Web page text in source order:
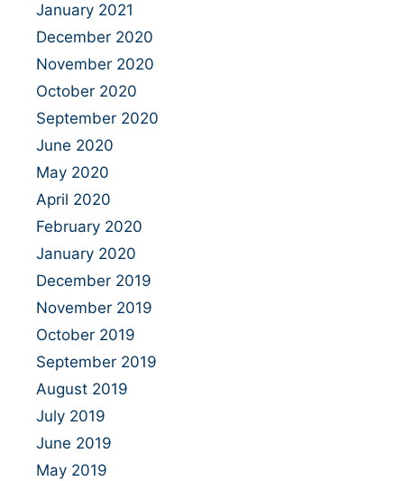
January 2021
December 2020
November 2020
October 2020
September 2020
June 2020
May 2020
April 2020
February 2020
January 2020
December 2019
November 2019
October 2019
September 2019
August 2019
July 2019
June 2019
May 2019